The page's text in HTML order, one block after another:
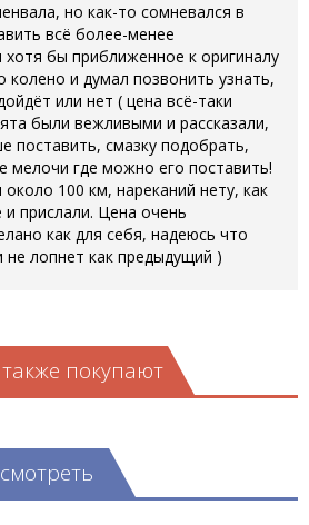
но как-то сомневался в
всё более-менее
хотя бы приближенное к оригиналу
колено и думал позвонить узнать,
или нет ( цена всё-таки
были вежливыми и рассказали,
поставить, смазку подобрать,
мелочи где можно его поставить!
100 км, нареканий нету, как
и прислали. Цена очень
как для себя, надеюсь что
не лопнет как предыдущий )
покупают